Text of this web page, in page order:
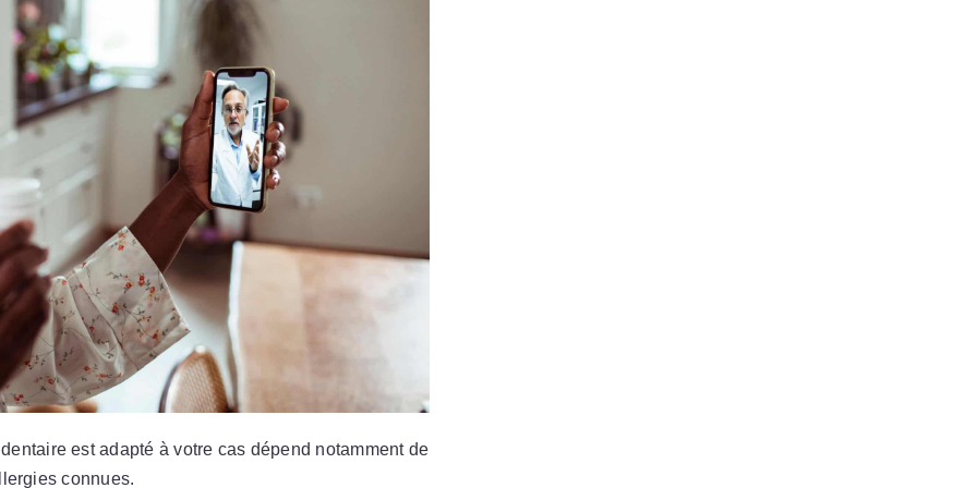
est adapté à votre cas dépend notamment de
connues.